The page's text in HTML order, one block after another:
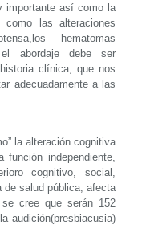
importante así como la
las alteraciones
hematomas
abordaje debe ser
clínica, que nos
adecuadamente a las
la alteración cognitiva
independiente,
cognitivo, social,
de salud pública, afecta
cree que serán 152
audición(presbiacusia)